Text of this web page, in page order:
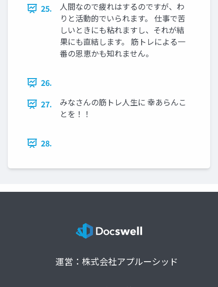
25.
人間なので疲れはするのですが、わ
りと活動的でいられます。 仕事で苦
しいときにも粘れますし、それが結
果にも直結します。 筋トレによる一
番の恩恵かも知れません。
26.
27.
みなさんの筋トレ人生に 幸あらんこ
とを！！
28.
運営：株式会社アプルーシッド